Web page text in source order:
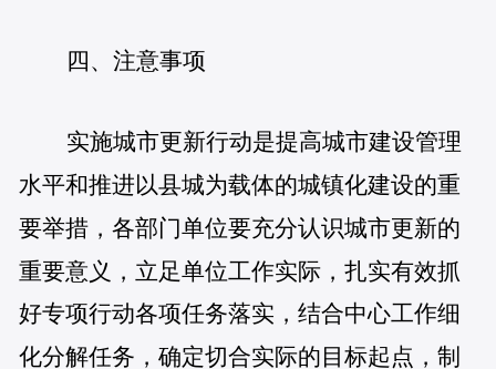
四、注意事项
实施城市更新行动是提高城市建设管理
水平和推进以县城为载体的城镇化建设的重
要举措，各部门单位要充分认识城市更新的
重要意义，立足单位工作实际，扎实有效抓
好专项行动各项任务落实，结合中心工作细
化分解任务，确定切合实际的目标起点，制